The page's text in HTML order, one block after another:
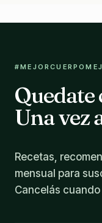
Quedate
Una vez
Recetas,
mensual para
Cancelás cuando